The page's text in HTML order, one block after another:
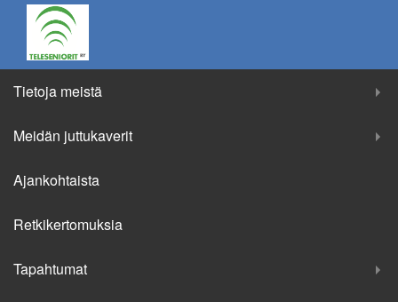
Tietoja meistä
Meidän juttukaverit
Ajankohtaista
Retkikertomuksia
Tapahtumat